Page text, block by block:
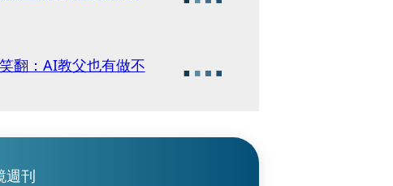
翻：AI教父也有做不
週刊